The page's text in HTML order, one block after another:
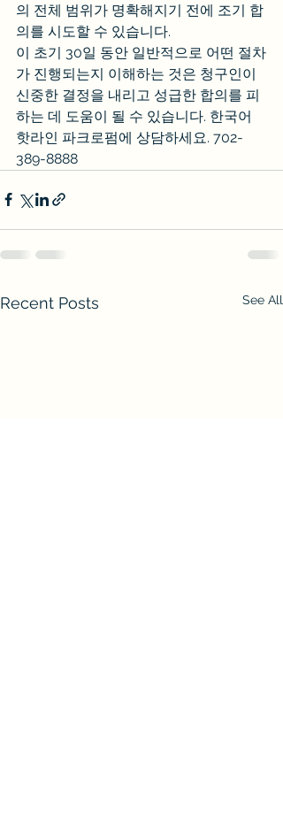
의 전체 범위가 명확해지기 전에 조기 합
의를 시도할 수 있습니다.
이 초기 30일 동안 일반적으로 어떤 절차
가 진행되는지 이해하는 것은 청구인이
신중한 결정을 내리고 성급한 합의를 피
하는 데 도움이 될 수 있습니다. 한국어
핫라인 파크로펌에 상담하세요. 702-
389-8888
Recent Posts See All